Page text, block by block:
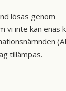
lösas genom
vi inte kan enas
tillämpas.